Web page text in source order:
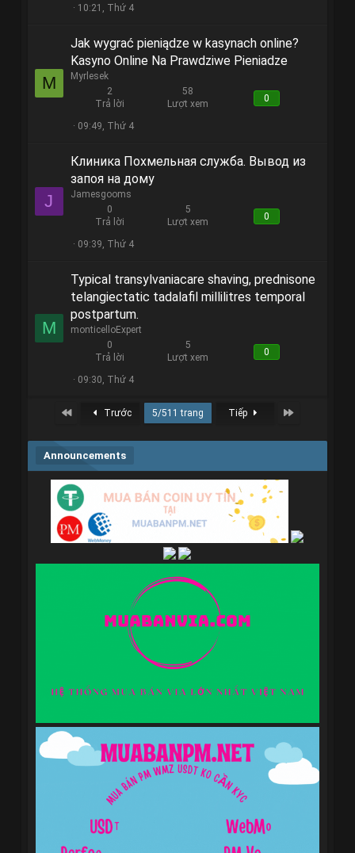
10:21, Thứ 4
M
Jak wygrać pieniądze w kasynach online?
Kasyno Online Na Prawdziwe Pieniadze
Myrlesek
2
Trả lời
58
Lượt xem
0
09:49, Thứ 4
J
Клиника Похмельная служба. Вывод из
запоя на дому
Jamesgooms
0
Trả lời
5
Lượt xem
0
09:39, Thứ 4
M
Typical transylvaniacare shaving, prednisone
telangiectatic tadalafil millilitres temporal
postpartum.
monticelloExpert
0
Trả lời
5
Lượt xem
0
09:30, Thứ 4
First Trước 5/511 trang Tiếp
Announcements